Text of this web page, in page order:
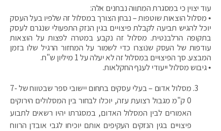
עוד יצוין כי במסגרת המתווה נבחנים אלה:
• מסלול הוצאות שוטפות – נבחן הצורך במסלול זה שלפיו בעל העסק
יוכל להגיש תביעה לקבלת פיצויים בגין הנזק התפעולי שנגרם לעסק
בתקופה הרלבנטית. מסלול זה נקבע במטרה לפצות על הוצאות
עודפות של העסק שנוצרו כדי לשמור על המחזור הרגיל שלו בזמן
המבצע. סך הפיצויים במסלול זה לא יעלה על 1 מיליון ש"ח.
• גיבוש מסלול ייעודי לענף החקלאות.
מסלול אדום – בעלי עסקים בתחום יישובי ספר שבטווח של 7-
0 ק"מ מגבול רצועת עזה, יוכלו לבחור בין המסלולים הירוקים
האמורים לבין המסלול האדום, במסגרתו יהיו רשאים לתבוע
פיצויים בגין הנזקים העקיפים אותם יוכיחו לגבי אובדן הרווח